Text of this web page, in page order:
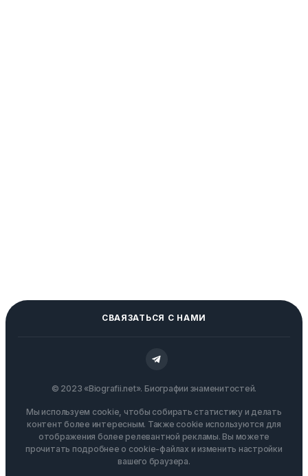
СВАЯЗАТЬСЯ С НАМИ
© 2023 «Biografii.net». Биографии знаменитостей.
Мы используем cookie, чтобы собирать статистику и делать
контент более интересным. Также cookie используются для
отображения более релевантной рекламы. Вы можете
прочитать подробнее о cookie-файлах и изменить настройки
вашего браузера.